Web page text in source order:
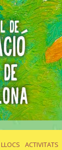
LLOCS ACTIVITATS